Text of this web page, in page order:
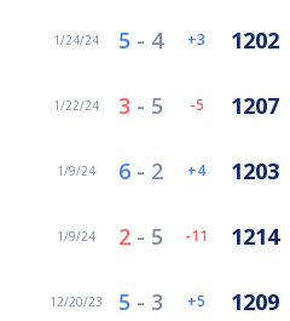
1/24/24 5 - 4 3 1202
1/22/24 3 - 5 -5 1207
1/9/24 6 - 2 4 1203
1/9/24 2 - 5 -11 1214
12/20/23 5 - 3 5 1209